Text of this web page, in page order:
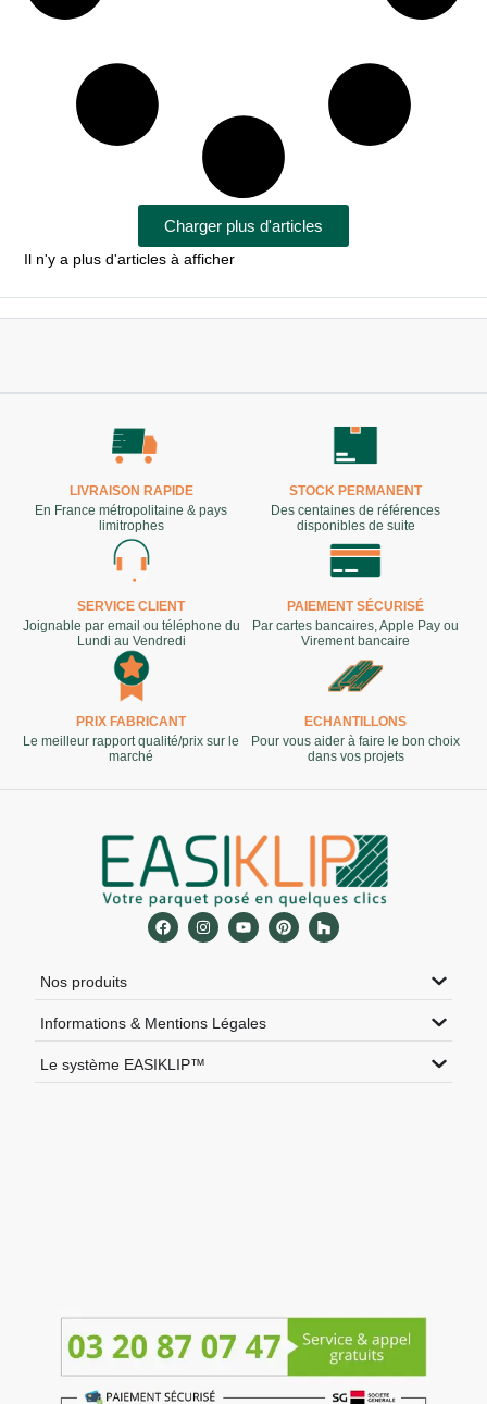
Charger plus d'articles
Il n'y a plus d'articles à afficher
LIVRAISON RAPIDE
En France métropolitaine & pays
limitrophes
STOCK PERMANENT
Des centaines de références
disponibles de suite
SERVICE CLIENT
Joignable par email ou téléphone du
Lundi au Vendredi
PAIEMENT SÉCURISÉ
Par cartes bancaires, Apple Pay ou
Virement bancaire
PRIX FABRICANT
Le meilleur rapport qualité/prix sur le
marché
ECHANTILLONS
Pour vous aider à faire le bon choix
dans vos projets
Nos produits
Informations & Mentions Légales
Le système EASIKLIP™